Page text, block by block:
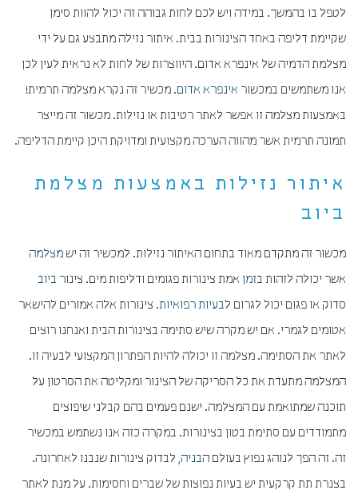
לטפל בו בהמשך. במידה ויש לכם לחות גבוהה זה יכול להוות סימן
שקיימת דליפה באחד הצינורות בבית. איתור נזילה מתבצע גם על ידי
מצלמת הדמיה של אינפרא אדום. היווצרות של לחות לא נראית לעין לכן
אנו משתמשים במכשור אינפרא אדום. מכשיר זה נקרא מצלמה תרמית!
באמצעות מצלמה זו אפשר לאתר רטיבות או נזילות. מכשור זה מייצר
תמונה תרמית אשר מהווה הערכה מקצועית ומדויקת היכן קיימת הדליפה.
איתור נזילות באמצעות מצלמת
ביוב
מכשור זה מתקדם מאוד בתחום האיתור נזילות. למכשיר זה יש מצלמה
אשר יכולה לזהות בזמן אמת צינורות פגומים ודליפות מים. צינור ביוב
סדוק או פגום יכול לגרום לבעיות רפואיות. צינורות אלה אמורים להישאר
אטומים לגמרי. אם יש מקרה שיש סתימה בצינורות הבית ואנחנו רוצים
לאתר את הסתימה. מצלמה זו יכולה להיות הפתרון המקצועי לבעיה זו.
המצלמה מתעדת את כל הסריקה של הצינור ומקליטה את הסרטון על
תוכנה שמתואמת עם המצלמה. ישנם פעמים בהם קבלני שיפוצים
מתמודדים עם סתימת בטון בצינורות. במקרה כזה אנו נשתמש במכשיר
זה. זה הפך לנוהג נפוץ בעולם הבניה, לבדוק צינורות שנבנו לאחרונה.
בצנרת תת קרקעית יש בעיות נפוצות של שברים וחסימות. על מנת לאתר